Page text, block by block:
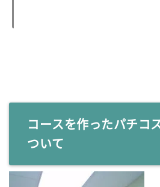
コースを作ったパチコ
ついて